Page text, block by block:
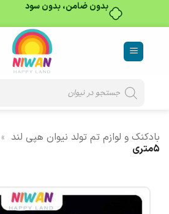
بدون ضامن، بدون سود
content
search
بادکنک و لوازم تم تولد نیوان هپی لند »
۵متری